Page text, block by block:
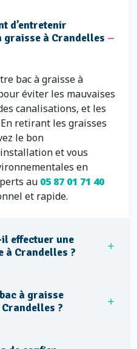
d’entretenir
graisse à Crandelles
bac à graisse à
éviter les mauvaises
canalisations, et les
retirant les graisses
le bon
et vous
en
au 05 87 01 71 40
et rapide.
effectuer une
à Crandelles ?
à graisse
?